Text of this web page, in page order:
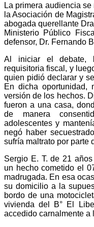
La primera audiencia
la Asociación de
abogada querellante
Ministerio Público
defensor, Dr. Fernando
Al iniciar el debate,
requisitoria fiscal, y
quien pidió declarar y
En dicha oportunidad,
versión de los hechos.
fueron a una casa,
de manera
adolescentes y
negó haber
sufría maltrato por parte
Sergio E. T. de 21
un hecho cometido el
madrugada. En esa
su domicilio a la
bordo de una
vivienda del B° El
accedido carnalmente a